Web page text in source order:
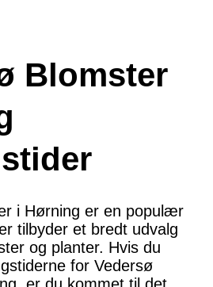
Blomster
i Hørning er en populær
tilbyder et bredt udvalg
og planter. Hvis du
for Vedersø